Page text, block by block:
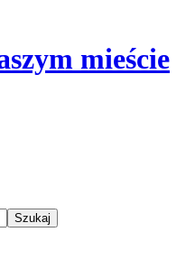
mieście